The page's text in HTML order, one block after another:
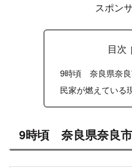
スポン
目次
9時頃 奈良県奈良
民家が燃えている
9時頃 奈良県奈良